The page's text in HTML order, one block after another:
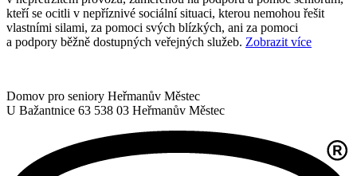
kteří se ocitli v nepříznivé sociální situaci, kterou nemohou řešit
vlastními silami, za pomoci svých blízkých, ani za pomoci
a podpory běžně dostupných veřejných služeb. Zobrazit více
Domov pro seniory Heřmanův Městec
U Bažantnice 63 538 03 Heřmanův Městec